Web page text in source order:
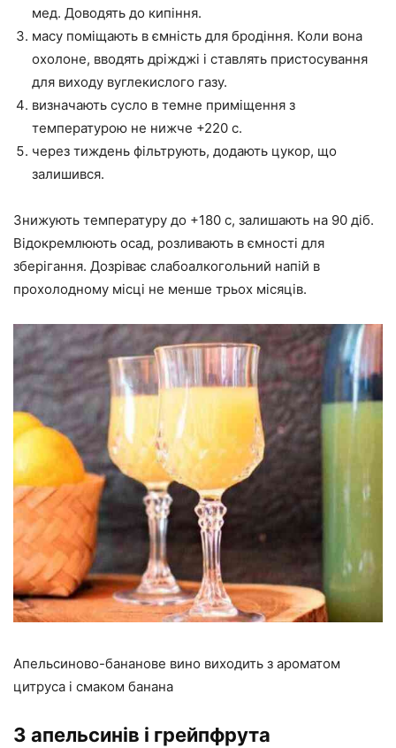
мед. Доводять до кипіння.
масу поміщають в ємність для бродіння. Коли вона
охолоне, вводять дріжджі і ставлять пристосування
для виходу вуглекислого газу.
визначають сусло в темне приміщення з
температурою не нижче +220 c.
через тиждень фільтрують, додають цукор, що
залишився.
Знижують температуру до +180 c, залишають на 90 діб.
Відокремлюють осад, розливають в ємності для
зберігання. Дозріває слабоалкогольний напій в
прохолодному місці не менше трьох місяців.
Апельсиново-бананове вино виходить з ароматом
цитруса і смаком банана
З апельсинів і грейпфрута